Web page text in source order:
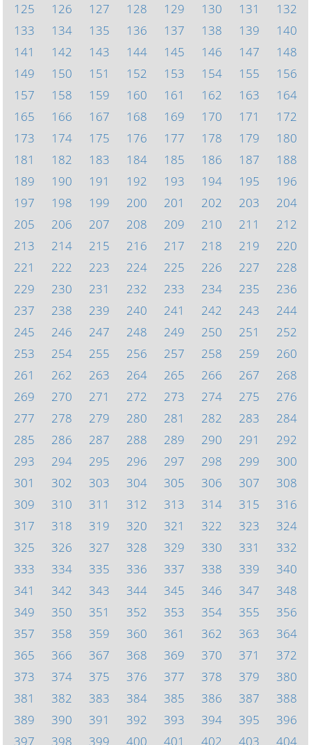
125
126 127 128 129 130 131
132
133
134 135 136 137 138 139
140
141
142 143 144 145 146 147
148
149
150 151 152 153 154 155
156
157
158 159 160 161 162 163
164
165
166 167 168 169 170 171
172
173
174 175 176 177 178 179
180
181
182 183 184 185 186 187
188
189
190 191 192 193 194 195
196
197
198 199 200 201 202 203
204
205
206 207 208 209 210 211
212
213
214 215 216 217 218 219
220
221
222 223 224 225 226 227
228
229
230 231 232 233 234 235
236
237
238 239 240 241 242 243
244
245
246 247 248 249 250 251
252
253
254 255 256 257 258 259
260
261
262 263 264 265 266 267
268
269
270 271 272 273 274 275
276
277
278 279 280 281 282 283
284
285
286 287 288 289 290 291
292
293
294 295 296 297 298 299
300
301
302 303 304 305 306 307
308
309
310 311 312 313 314 315
316
317
318 319 320 321 322 323
324
325
326 327 328 329 330 331
332
333
334 335 336 337 338 339
340
341
342 343 344 345 346 347
348
349
350 351 352 353 354 355
356
357
358 359 360 361 362 363
364
365
366 367 368 369 370 371
372
373
374 375 376 377 378 379
380
381
382 383 384 385 386 387
388
389
390 391 392 393 394 395
396
397
398 399 400 401 402 403 404